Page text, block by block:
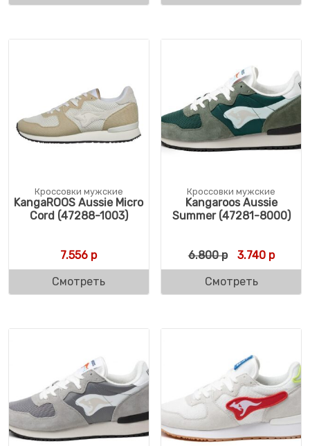
Кроссовки мужские
KangaROOS Aussie Micro
Cord (47288-1003)
7.556 р
Смотреть
Кроссовки мужские
Kangaroos Aussie
Summer (47281-8000)
6.800р 3.740р
Смотреть